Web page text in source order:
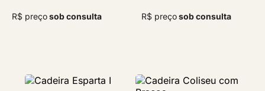
R$ preçosob consulta R$ preçosob consulta